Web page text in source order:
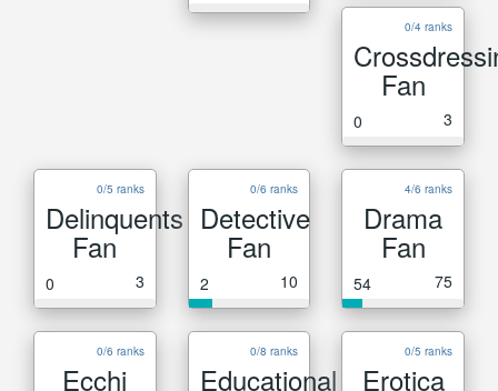
0/4 ranks
Fan
0 3
0/5 ranks
Delinquents
Fan
0 3
0/6 ranks
Detective
Fan
2 10
4/6 ranks
Drama
Fan
54 75
0/6 ranks
Ecchi
0/8 ranks
Educational
0/5 ranks
Erotica